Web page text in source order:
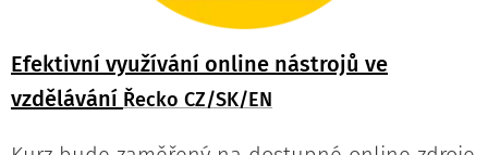
Efektivní využívání online nástrojů ve
vzdělávání Řecko CZ/SK/EN